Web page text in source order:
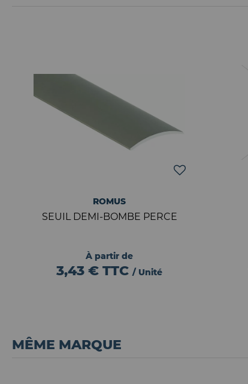
ROMUS
SEUIL DEMI-BOMBE PERCE
À partir de
3,43 €TTC / Unité
MÊME MARQUE